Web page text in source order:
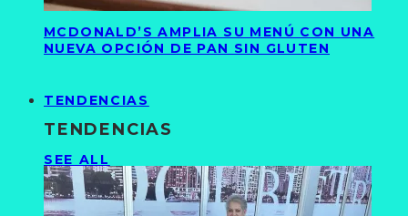
MCDONALD’S AMPLIA SU MENÚ CON UNA
NUEVA OPCIÓN DE PAN SIN GLUTEN
TENDENCIAS
TENDENCIAS
SEE ALL